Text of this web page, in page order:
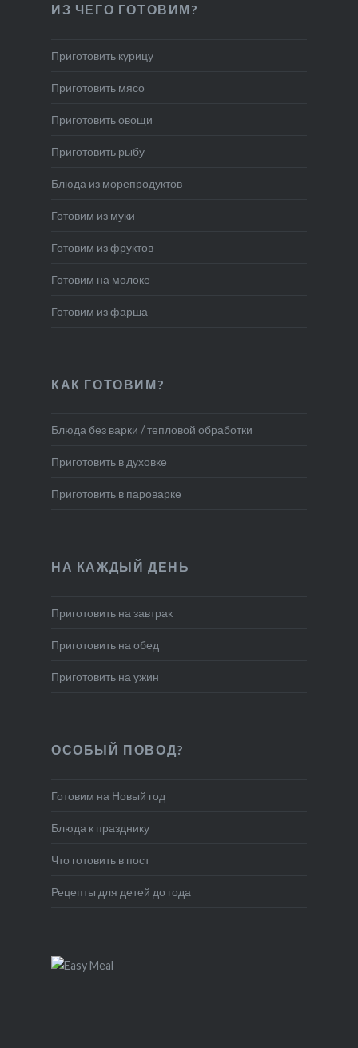
ИЗ ЧЕГО ГОТОВИМ?
Приготовить курицу
Приготовить мясо
Приготовить овощи
Приготовить рыбу
Блюда из морепродуктов
Готовим из муки
Готовим из фруктов
Готовим на молоке
Готовим из фарша
КАК ГОТОВИМ?
Блюда без варки / тепловой обработки
Приготовить в духовке
Приготовить в пароварке
НА КАЖДЫЙ ДЕНЬ
Приготовить на завтрак
Приготовить на обед
Приготовить на ужин
ОСОБЫЙ ПОВОД?
Готовим на Новый год
Блюда к празднику
Что готовить в пост
Рецепты для детей до года